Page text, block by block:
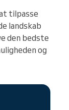
tilpasse
landskab
den bedste
og